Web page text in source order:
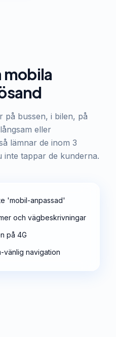
mobila
på bussen, i bilen, på
eller
lämnar de inom 3
inte tappar de kunderna.
'mobil-anpassad'
och vägbeskrivningar
på 4G
vänlig navigation